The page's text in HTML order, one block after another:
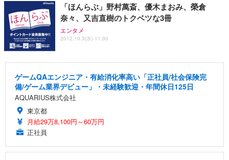
「ほんらぶ」野村萬斎、優木まおみ、榮倉
奈々、又吉直樹のトクベツな3冊
エンタメ
2012.10.3(水) 11:00
ゲームQAエンジニア・有給消化率高い「正社員/社会保険完
備/ゲーム業界デビュー」・未経験歓迎・年間休日125日
AQUARIUS株式会社
東京都
月給29万8,100円～60万円
正社員